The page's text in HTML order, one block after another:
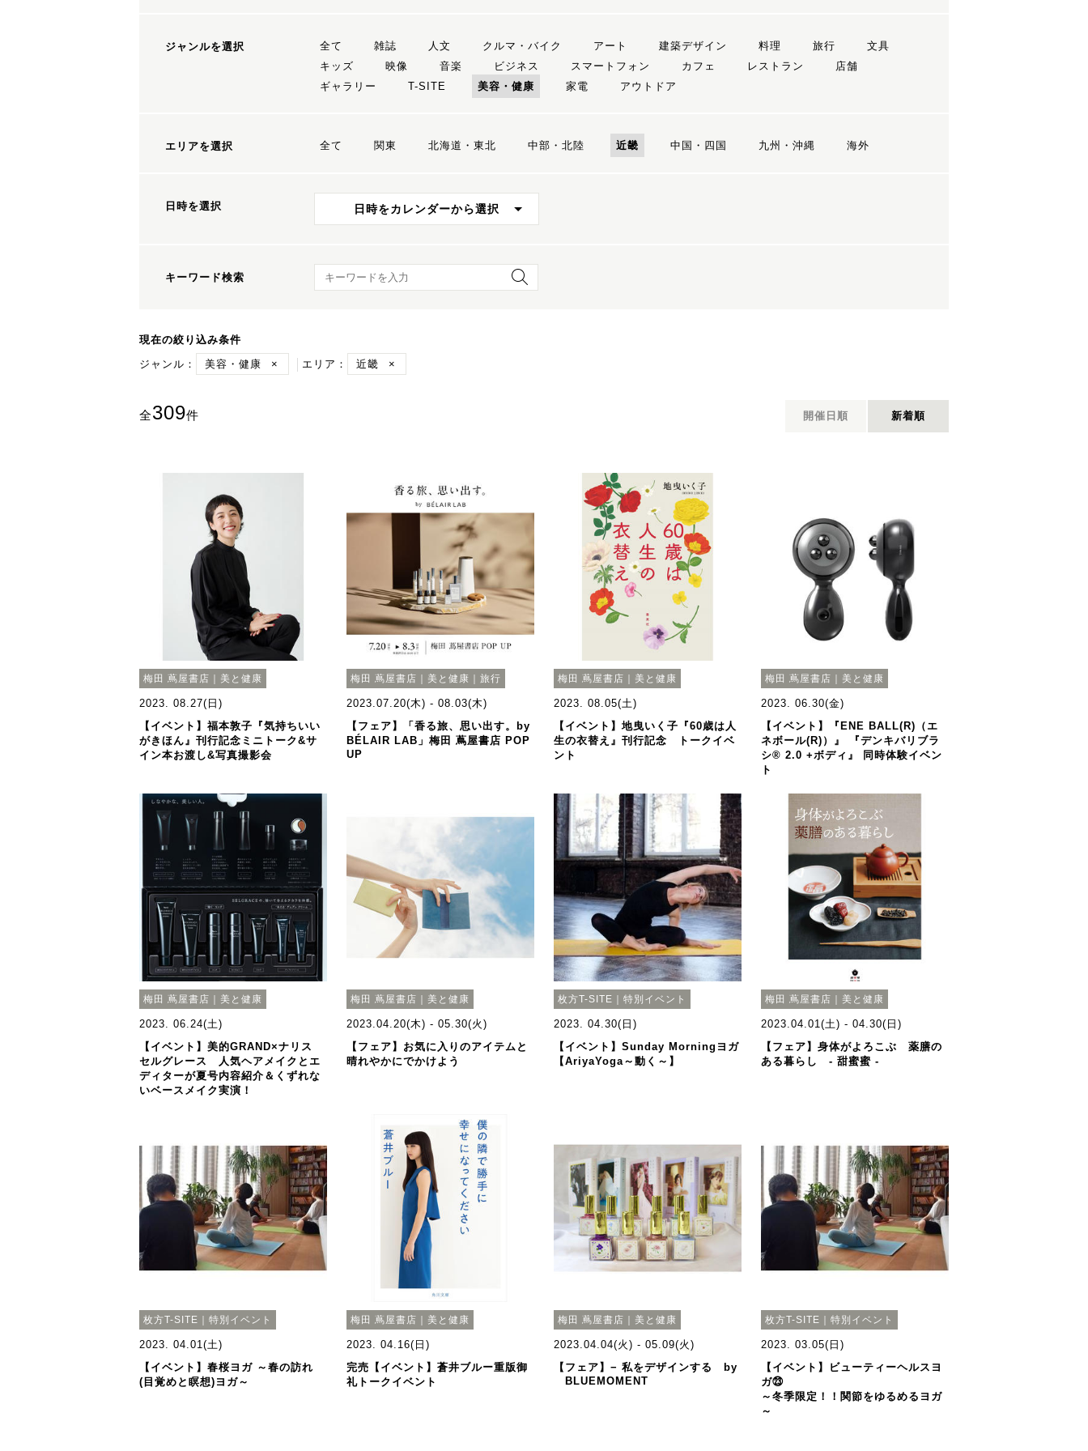
ジャンルを選択 全て 雑誌 人文 クルマ・バイク アート 建築デザイン 料理 旅行
文具
キッズ
映像 音楽 ビジネス スマートフォン カフェ レストラン
店舗
ギャラリー
T-SITE 美容・健康 家電 アウトドア
エリアを選択 全て 関東 北海道・東北 中部・北陸 近畿 中国・四国 九州・沖縄 海外
日時を選択 日時をカレンダーから選択
キーワード検索 キーワード検索
現在の絞り込み条件
ジャンル：
美容・健康 × エリア： 近畿 ×
全309件 開催日順 新着順
梅田 蔦屋書店｜美と健康
2023. 08.27(日)
【イベント】福本敦子『気持ちいい
がきほん』刊行記念ミニトーク&サ
イン本お渡し&写真撮影会
梅田 蔦屋書店｜美と健康｜旅行
2023.07.20(木) - 08.03(木)
【フェア】「香る旅、思い出す。by
BÉLAIR LAB」梅田 蔦屋書店 POP
UP
梅田 蔦屋書店｜美と健康
2023. 08.05(土)
【イベント】地曳いく子『60歳は人
生の衣替え』刊行記念 トークイベ
ント
梅田 蔦屋書店｜美と健康
2023. 06.30(金)
【イベント】『ENE BALL(R)（エ
ネボール(R)）』 『デンキバリブラ
シ® 2.0 +ボディ』 同時体験イベン
ト
梅田 蔦屋書店｜美と健康
2023. 06.24(土)
【イベント】美的GRAND×ナリス
セルグレース 人気ヘアメイクとエ
ディターが夏号内容紹介＆くずれな
いベースメイク実演！
梅田 蔦屋書店｜美と健康
2023.04.20(木) - 05.30(火)
【フェア】お気に入りのアイテムと
晴れやかにでかけよう
枚方T-SITE｜特別イベント
2023. 04.30(日)
【イベント】Sunday Morningヨガ
【AriyaYoga～動く～】
梅田 蔦屋書店｜美と健康
2023.04.01(土) - 04.30(日)
【フェア】身体がよろこぶ 薬膳の
ある暮らし - 甜蜜蜜 -
枚方T-SITE｜特別イベント
2023. 04.01(土)
【イベント】春桜ヨガ ～春の訪れ
(目覚めと瞑想)ヨガ～
梅田 蔦屋書店｜美と健康
2023. 04.16(日)
完売【イベント】蒼井ブルー重版御
礼トークイベント
梅田 蔦屋書店｜美と健康
2023.04.04(火) - 05.09(火)
【フェア】− 私をデザインする by
BLUEMOMENT
枚方T-SITE｜特別イベント
2023. 03.05(日)
【イベント】ビューティーヘルスヨ
ガ㉓
～冬季限定！！関節をゆるめるヨガ
～